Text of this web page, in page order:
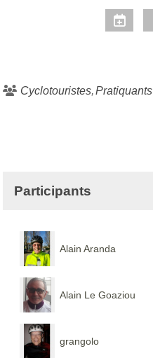
Cyclotouristes Pratiquants
Participants
Alain Aranda
Alain Le Goaziou
grangolo